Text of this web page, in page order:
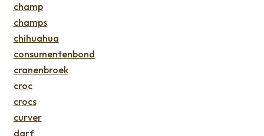
champ
champs
chihuahua
consumentenbond
cranenbroek
croc
crocs
curver
darf